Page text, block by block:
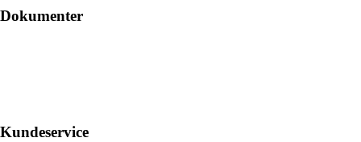
Dokumenter
Kundeservice